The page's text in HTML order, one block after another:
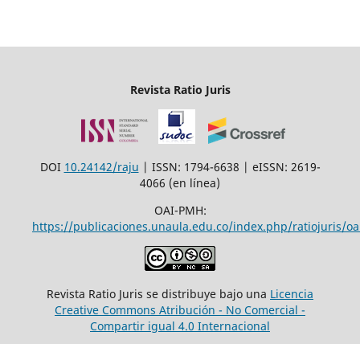
Revista Ratio Juris
DOI 10.24142/raju | ISSN: 1794-6638 | eISSN: 2619-
4066 (en línea)
OAI-PMH:
https://publicaciones.unaula.edu.co/index.php/ratiojuris/
Revista Ratio Juris se distribuye bajo una Licencia
Creative Commons Atribución - No Comercial -
Compartir igual 4.0 Internacional